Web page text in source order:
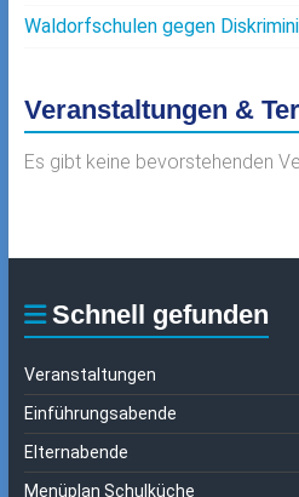
Waldorfschulen gegen
Veranstaltungen &
Es gibt keine bevorstehenden
Schnell gefunden
Veranstaltungen
Einführungsabende
Elternabende
Menüplan Schulküche